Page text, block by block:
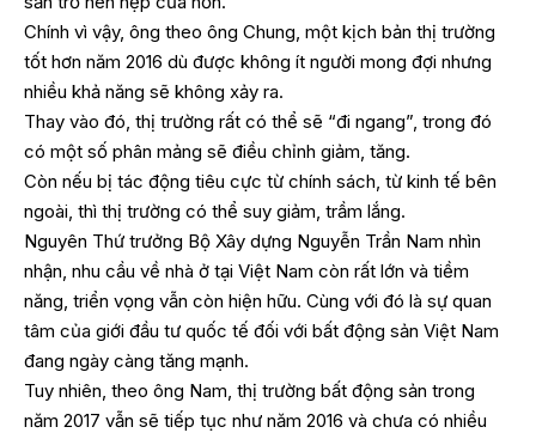
Chính vì vậy, ông theo ông Chung, một kịch bản thị trường
tốt hơn năm 2016 dù được không ít người mong đợi nhưng
nhiều khả năng sẽ không xảy ra.
Thay vào đó, thị trường rất có thể sẽ “đi ngang”, trong đó
có một số phân mảng sẽ điều chỉnh giảm, tăng.
Còn nếu bị tác động tiêu cực từ chính sách, từ kinh tế bên
ngoài, thì thị trường có thể suy giảm, trầm lắng.
Nguyên Thứ trưởng Bộ Xây dựng Nguyễn Trần Nam nhìn
nhận, nhu cầu về nhà ở tại Việt Nam còn rất lớn và tiềm
năng, triển vọng vẫn còn hiện hữu. Cùng với đó là sự quan
tâm của giới đầu tư quốc tế đối với bất động sản Việt Nam
đang ngày càng tăng mạnh.
Tuy nhiên, theo ông Nam, thị trường bất động sản trong
năm 2017 vẫn sẽ tiếp tục như năm 2016 và chưa có nhiều